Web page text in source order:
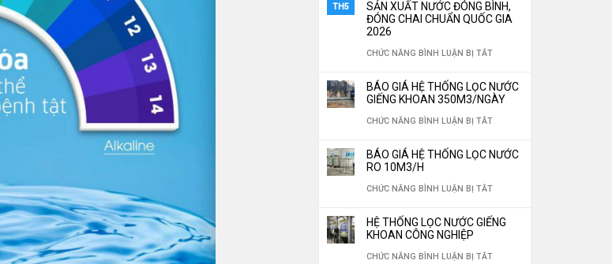
YÊU
THỐNG
NƯỚC
NGHIỆP
30%
VẬN
LOẠI
LỌC
THÁNH”
THIẾU
HỆ
TH5
SẢN XUẤT NƯỚC ĐÓNG BÌNH,
ĐÓNG CHAI CHUẨN QUỐC GIA
2026
CHỨC NĂNG BÌNH LUẬN BỊ TẮTỞ
TRÌNH
THIẾT
NHÀ
XUẤT
BÁO GIÁ HỆ THỐNG LỌC NƯỚC
GIẾNG KHOAN 350M3/NGÀY
CHỨC NĂNG BÌNH LUẬN BỊ TẮTỞ
GIÁ
HỆ
LỌC
BÁO GIÁ HỆ THỐNG LỌC NƯỚC
RO 10M3/H
CHỨC NĂNG BÌNH LUẬN BỊ TẮTỞ
HỆ
HỆ THỐNG LỌC NƯỚC GIẾNG
KHOAN CÔNG NGHIỆP
CHỨC NĂNG BÌNH LUẬN BỊ TẮTỞ